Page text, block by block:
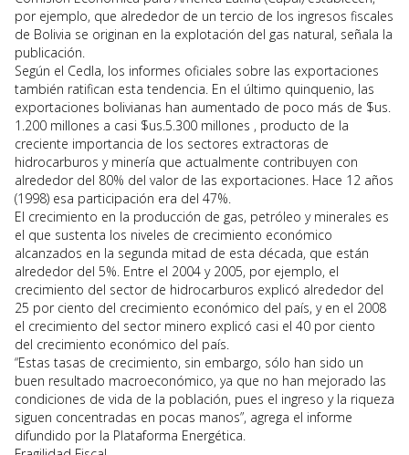
por ejemplo, que alrededor de un tercio de los ingresos fiscales
de Bolivia se originan en la explotación del gas natural, señala la
publicación.
Según el Cedla, los informes oficiales sobre las exportaciones
también ratifican esta tendencia. En el último quinquenio, las
exportaciones bolivianas han aumentado de poco más de $us.
1.200 millones a casi $us.5.300 millones , producto de la
creciente importancia de los sectores extractoras de
hidrocarburos y minería que actualmente contribuyen con
alrededor del 80% del valor de las exportaciones. Hace 12 años
(1998) esa participación era del 47%.
El crecimiento en la producción de gas, petróleo y minerales es
el que sustenta los niveles de crecimiento económico
alcanzados en la segunda mitad de esta década, que están
alrededor del 5%. Entre el 2004 y 2005, por ejemplo, el
crecimiento del sector de hidrocarburos explicó alrededor del
25 por ciento del crecimiento económico del país, y en el 2008
el crecimiento del sector minero explicó casi el 40 por ciento
del crecimiento económico del país.
“Estas tasas de crecimiento, sin embargo, sólo han sido un
buen resultado macroeconómico, ya que no han mejorado las
condiciones de vida de la población, pues el ingreso y la riqueza
siguen concentradas en pocas manos”, agrega el informe
difundido por la Plataforma Energética.